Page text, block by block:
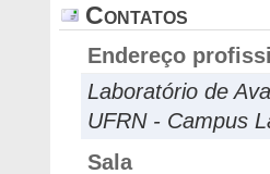
Contatos
Endereço
Laboratório de
UFRN - Campus
Sala